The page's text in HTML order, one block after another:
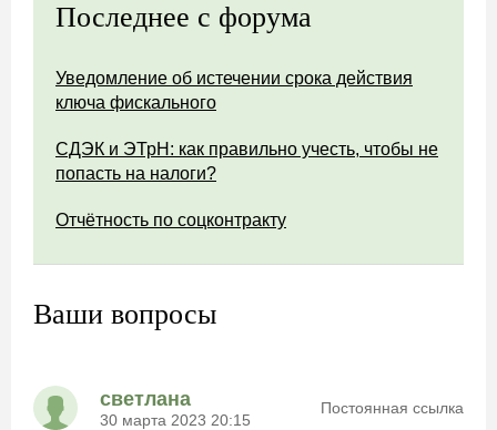
Последнее с форума
Уведомление об истечении срока действия
ключа фискального
СДЭК и ЭТрН: как правильно учесть, чтобы не
попасть на налоги?
Отчётность по соцконтракту
Ваши вопросы
светлана
30 марта 2023 20:15
Постоянная ссылка